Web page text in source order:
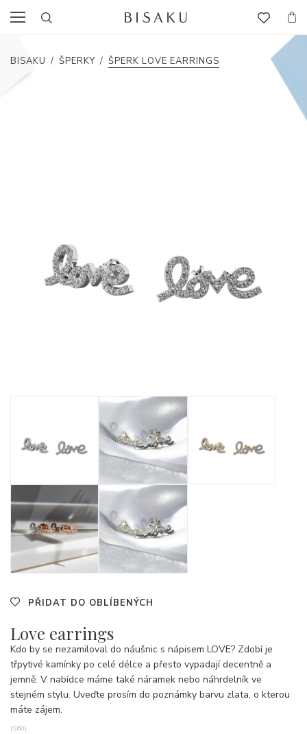
BISAKU / ŠPERKY / ŠPERK LOVE EARRINGS
PŘIDAT DO OBLÍBENÝCH
Love earrings
Kdo by se nezamiloval do náušnic s nápisem LOVE? Zdobí je
třpytivé kamínky po celé délce a přesto vypadají decentně a
jemně. V nabídce máme také náramek nebo náhrdelník ve
stejném stylu. Uveďte prosím do poznámky barvu zlata, o kterou
máte zájem.
(S60)